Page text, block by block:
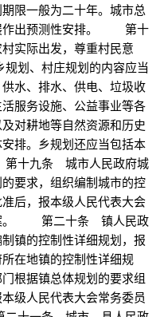
限一般为二十年。城市总
作出预测性安排。 第十
实际出发，尊重村民意
划、村庄规划的内容应当
水、排水、供电、垃圾收
服务设施、公益事业等各
对耕地等自然资源和历史
排。乡规划还应当包括本
十九条 城市人民政府城
要求，组织编制城市的控
后，报本级人民代表大会
案。 第二十条 镇人民政
镇的控制性详细规划，报
在地镇的控制性详细规
根据镇总体规划的要求组
级人民代表大会常务委员